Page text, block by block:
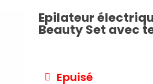
Epilateur
Beauty Set avec
Epuisé